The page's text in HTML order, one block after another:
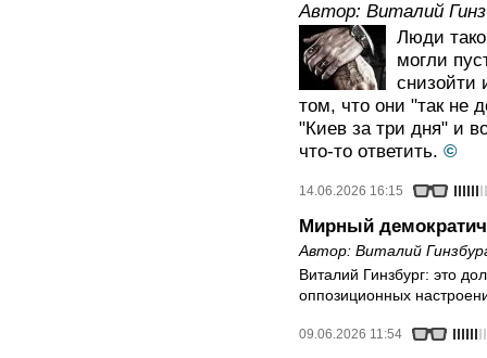
Автор: Виталий
Люди
могли
снизойти
том, что они "так не
"Киев за три дня" и
что-то ответить. ©
14.06.2026 16:15
Мирный
Автор: Виталий
Виталий Гинзбург: это
оппозиционных
09.06.2026 11:54